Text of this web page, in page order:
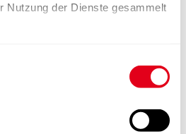
Nutzung der Dienste gesammelt